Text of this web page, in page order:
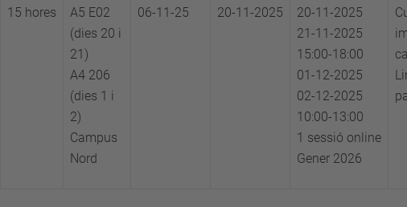
15 hores
A5 E02
(dies 20 i
21)
A4 206
(dies 1 i
2)
Campus
Nord
06-11-25 20-11-2025
20-11-2025
21-11-2025
15:00-18:00
01-12-2025
02-12-2025
10:00-13:00
1 sessió online
Gener 2026